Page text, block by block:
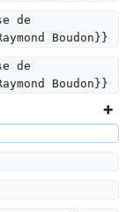
de
Boudon}}
de
Boudon}}